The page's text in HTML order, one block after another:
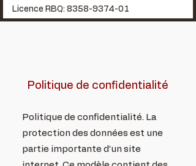
Licence RBQ: 8358-9374-01
Politique de confidentialité
Politique de confidentialité. La
protection des données est une
partie importante d’un site